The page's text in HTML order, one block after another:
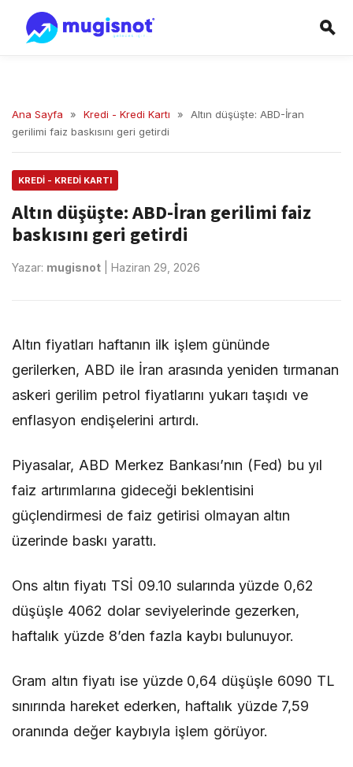
Ana Sayfa » Kredi - Kredi Kartı »
Altın düşüşte: ABD-İran
gerilimi faiz baskısını geri getirdi
KREDI - KREDI KARTI
Altın düşüşte: ABD-İran gerilimi faiz
baskısını geri getirdi
Yazar: mugisnot Haziran 29, 2026
Altın fiyatları haftanın ilk işlem gününde
gerilerken, ABD ile İran arasında yeniden tırmanan
askeri gerilim petrol fiyatlarını yukarı taşıdı ve
enflasyon endişelerini artırdı.
Piyasalar, ABD Merkez Bankası’nın (Fed) bu yıl
faiz artırımlarına gideceği beklentisini
güçlendirmesi de faiz getirisi olmayan altın
üzerinde baskı yarattı.
Ons altın fiyatı TSİ 09.10 sularında yüzde 0,62
düşüşle 4062 dolar seviyelerinde gezerken,
haftalık yüzde 8’den fazla kaybı bulunuyor.
Gram altın fiyatı ise yüzde 0,64 düşüşle 6090 TL
sınırında hareket ederken, haftalık yüzde 7,59
oranında değer kaybıyla işlem görüyor.